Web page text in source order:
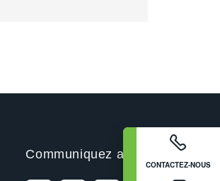
CONTACTEZ-NOUS
Communiquez avec nous